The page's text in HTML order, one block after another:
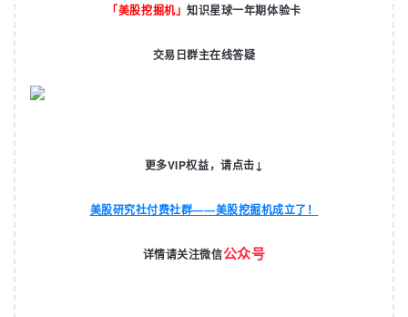
「美股挖掘机」知识星球一年期体验卡
交易日群主在线答疑
更多VIP权益，请点击↓
美股研究社付费社群——美股挖掘机成立了！
详情请关注微信公众号